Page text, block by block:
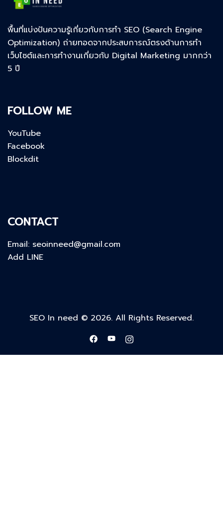
พื้นที่แบ่งปันความรู้เกี่ยวกับการทำ SEO (Search Engine
Optimization) ถ่ายทอดจากประสบการณ์ตรงด้านการทำ
เว็บไซต์และการทำงานเกี่ยวกับ Digital Marketing มากกว่า
5 ปี
FOLLOW ME
YouTube
Facebook
Blockdit
CONTACT
Email: seoinneed@gmail.com
Add LINE
SEO In need © 2026. All Rights Reserved.